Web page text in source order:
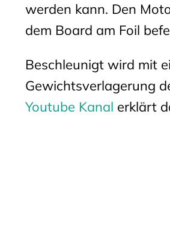
werden kann. Den
dem Board am Foil
Beschleunigt wird mit
Gewichtsverlagerung
Youtube Kanal erklärt